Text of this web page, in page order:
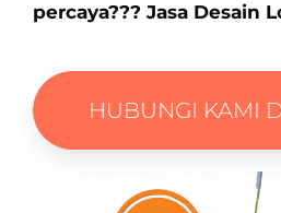
percaya??? Jasa Desain
HUBUNGI KAMI